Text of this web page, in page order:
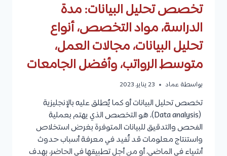
تخصص تحليل البيانات: مدة
الدراسة، مواد التخصص، أنواع
تحليل البيانات، مجالات العمل،
متوسط الرواتب، وأفضل الجامعات
بواسطة عماد 23 يناير، 2023
تخصص تحليل البيانات أو كما يُطلق عليه بالإنجليزية
(Data analysis)، هو التخصص الذي يهتم بعملية
الفحص والتدقيق للبيانات المتوفرة بغرض استخلاص
واستنتاج معلومات قد تُفيد في معرفة أسباب حدوث
أشياء في الماضي، أو من أجل تطبيقها في الحاضر، بهدف